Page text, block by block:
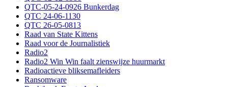
QTC-05-24-0926 Bunkerdag
QTC 24-06-1130
QTC 26-05-0813
Raad van State Kittens
Raad voor de Journalistiek
Radio2
Radio2 Win Win faalt zienswijze huurmarkt
Radioactieve bliksemafleiders
Ransomware